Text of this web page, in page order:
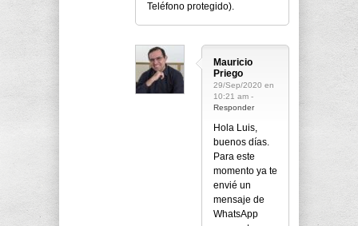
Teléfono protegido).
Mauricio
Priego
29/Sep/2020 en
10:21 am -
Responder
Hola Luis,
buenos días.
Para este
momento ya te
envié un
mensaje de
WhatsApp